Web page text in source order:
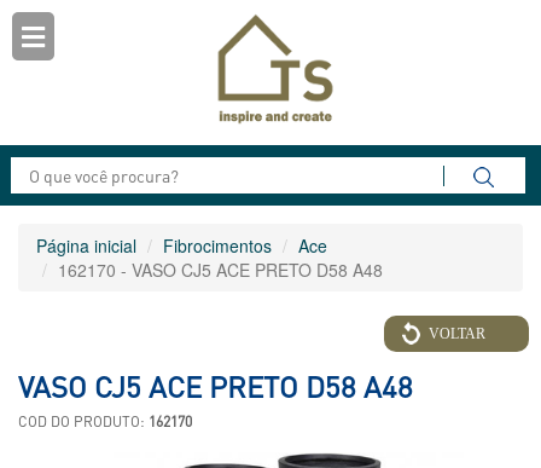
Página inicial Fibrocimentos
Ace
162170 - VASO CJ5 ACE PRETO D58 A48
VOLTAR
VASO CJ5 ACE PRETO D58 A48
COD DO PRODUTO: 162170